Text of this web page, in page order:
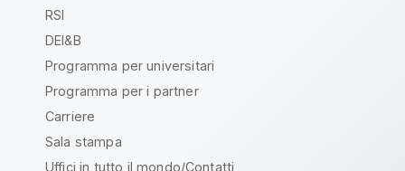
RSI
DEI&B
Programma per universitari
Programma per i partner
Carriere
Sala stampa
Uffici in tutto il mondo/Contatti